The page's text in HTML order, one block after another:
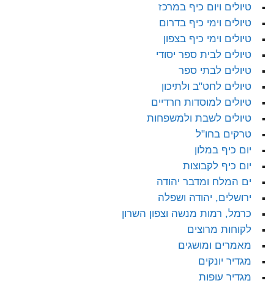
טיולים ויום כיף במרכז
טיולים וימי כיף בדרום
טיולים וימי כיף בצפון
טיולים לבית ספר יסודי
טיולים לבתי ספר
טיולים לחט"ב ולתיכון
טיולים למוסדות חרדיים
טיולים לשבת ולמשפחות
טרקים בחו"ל
יום כיף במלון
יום כיף לקבוצות
ים המלח ומדבר יהודה
ירושלים, יהודה ושפלה
כרמל, רמות מנשה וצפון השרון
לקוחות מרוצים
מאמרים ומושגים
מגדיר יונקים
מגדיר עופות